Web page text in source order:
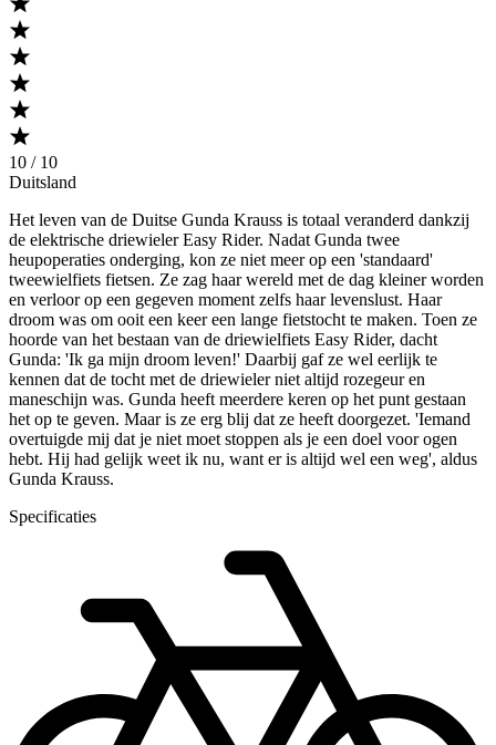
10 / 10
Duitsland
Het leven van de Duitse Gunda Krauss is totaal veranderd dankzij
de elektrische driewieler Easy Rider. Nadat Gunda twee
heupoperaties onderging, kon ze niet meer op een 'standaard'
tweewielfiets fietsen. Ze zag haar wereld met de dag kleiner worden
en verloor op een gegeven moment zelfs haar levenslust. Haar
droom was om ooit een keer een lange fietstocht te maken. Toen ze
hoorde van het bestaan van de driewielfiets Easy Rider, dacht
Gunda: 'Ik ga mijn droom leven!' Daarbij gaf ze wel eerlijk te
kennen dat de tocht met de driewieler niet altijd rozegeur en
maneschijn was. Gunda heeft meerdere keren op het punt gestaan
het op te geven. Maar is ze erg blij dat ze heeft doorgezet. 'Iemand
overtuigde mij dat je niet moet stoppen als je een doel voor ogen
hebt. Hij had gelijk weet ik nu, want er is altijd wel een weg', aldus
Gunda Krauss.
Specificaties